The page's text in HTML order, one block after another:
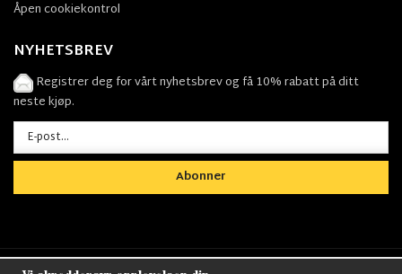
Åpen cookiekontrol
NYHETSBREV
Registrer deg for vårt nyhetsbrev og få 10% rabatt på ditt
neste kjøp.
Abonner